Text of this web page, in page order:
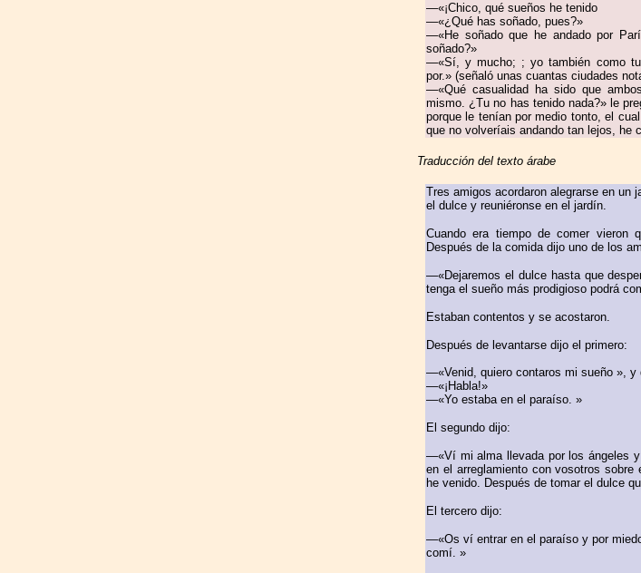
—«¡Chico, qué sueños he tenido
—«¿Qué has soñado, pues?»
—«He soñado que he andado por
soñado?»
—«Sí, y mucho; ; yo también como
por.» (señaló unas cuantas ciudades
—«Qué casualidad ha sido que
mismo. ¿Tu no has tenido nada?» le
porque le tenían por medio tonto, el
que no volveríais andando tan lejos, he
Traducción del texto árabe
Tres amigos acordaron alegrarse en un
el dulce y reuniéronse en el jardín.
Cuando era tiempo de comer vieron
Después de la comida dijo uno de los
—«Dejaremos el dulce hasta que
tenga el sueño más prodigioso podrá
Estaban contentos y se acostaron.
Después de levantarse dijo el primero:
—«Venid, quiero contaros mi sueño », y
—«¡Habla!»
—«Yo estaba en el paraíso. »
El segundo dijo:
—«Ví mi alma llevada por los ángeles
en el arreglamiento con vosotros
he venido. Después de tomar el dulce
El tercero dijo:
—«Os ví entrar en el paraíso y por
comí. »